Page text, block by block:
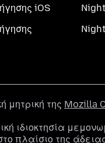
iOS
μητρική της Mozilla
ιδιοκτησία
πλαίσιο της